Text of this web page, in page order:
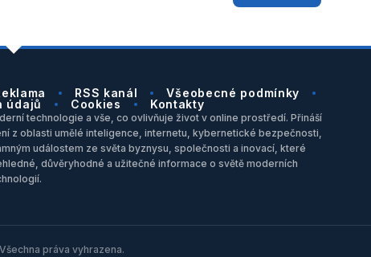
RSS kanál
Všeobecné podmínky
údajů
Cookies Kontakty
technologie a vše, co ovlivňuje život v online prostředí. Přináší
z oblasti umělé inteligence, internetu, kybernetické bezpečnosti,
událostem ze světa byznysu, společnosti a inovací, které
důvěryhodné a užitečné informace o světě moderních
práva vyhrazena.